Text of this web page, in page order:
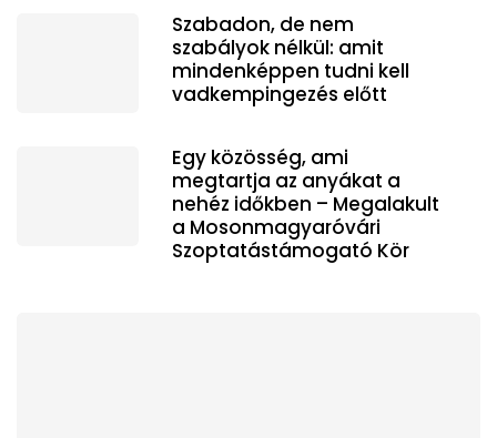
Szabadon, de nem
szabályok nélkül: amit
mindenképpen tudni kell
vadkempingezés előtt
Egy közösség, ami
megtartja az anyákat a
nehéz időkben – Megalakult
a Mosonmagyaróvári
Szoptatástámogató Kör